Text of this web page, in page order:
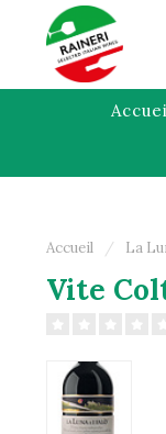
Accueil / La
Vite